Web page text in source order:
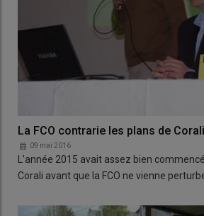
La FCO contrarie les plans de Corali
09 mai 2016
L’année 2015 avait assez bien
Corali avant que la FCO ne vienne